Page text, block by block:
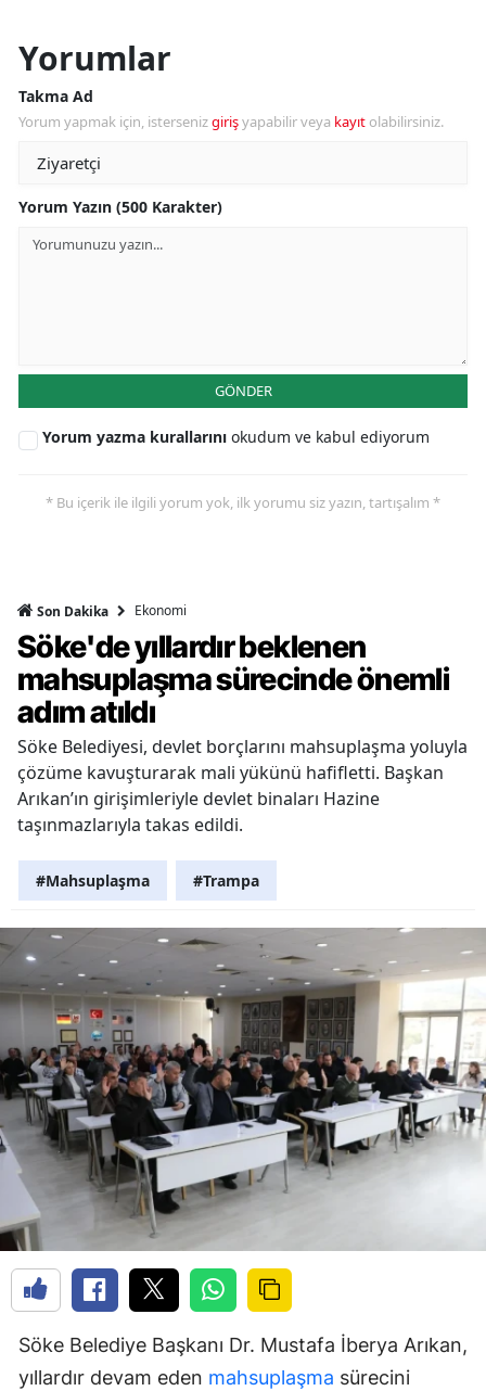
Yorumlar
Takma Ad
Yorum yapmak için, istersenizgirişyapabilir veya kayıt olabilirsiniz.
Yorum Yazın (500 Karakter)
GÖNDER
Yorum yazma kurallarını okudum ve kabul ediyorum
* Bu içerik ile ilgili yorum yok, ilk yorumu siz yazın, tartışalım *
Son Dakika Ekonomi
Söke'de yıllardır beklenen
mahsuplaşma sürecinde önemli
adım atıldı
Söke Belediyesi, devlet borçlarını mahsuplaşma yoluyla
çözüme kavuşturarak mali yükünü hafifletti. Başkan
Arıkan’ın girişimleriyle devlet binaları Hazine
taşınmazlarıyla takas edildi.
#Mahsuplaşma #Trampa
Söke Belediye Başkanı Dr. Mustafa İberya Arıkan,
yıllardır devam eden mahsuplaşma sürecini